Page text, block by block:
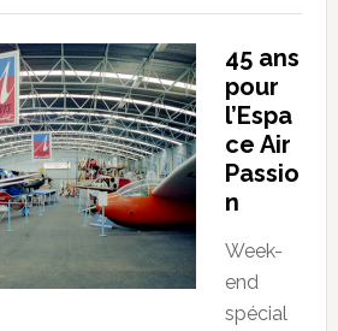
45 ans
pour
l’Espa
ce Air
Passio
n
Week-
end
spécial